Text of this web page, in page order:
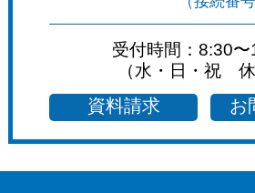
受付時間：8:30〜
（水・日・祝 休
資料請求 お